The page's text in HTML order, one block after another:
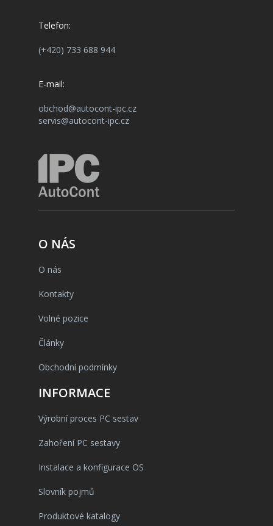
Telefon:
(+420) 733 688 944
E-mail:
obchod@autocont-ipc.cz
servis@autocont-ipc.cz
O NÁS
O nás
Kontakty
Volné pozice
Články
Obchodní podmínky
INFORMACE
Výrobní proces PC sestav
Zahoření PC sestavy
Instalace a konfigurace OS
Slovník pojmů
Produktové katalogy